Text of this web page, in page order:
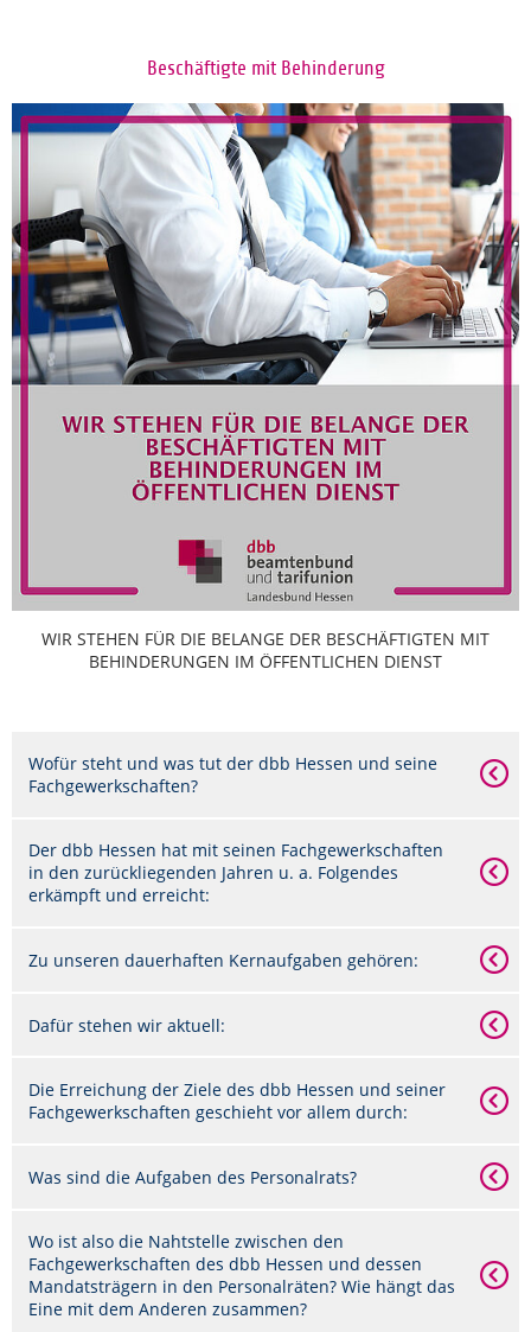
Beschäftigte mit Behinderung
WIR STEHEN FÜR DIE BELANGE DER BESCHÄFTIGTEN MIT
BEHINDERUNGEN IM ÖFFENTLICHEN DIENST
Wofür steht und was tut der dbb Hessen und seine
Fachgewerkschaften?
Der dbb Hessen hat mit seinen Fachgewerkschaften
in den zurückliegenden Jahren u. a. Folgendes
erkämpft und erreicht:
Zu unseren dauerhaften Kernaufgaben gehören:
Dafür stehen wir aktuell:
Die Erreichung der Ziele des dbb Hessen und seiner
Fachgewerkschaften geschieht vor allem durch:
Was sind die Aufgaben des Personalrats?
Wo ist also die Nahtstelle zwischen den
Fachgewerkschaften des dbb Hessen und dessen
Mandatsträgern in den Personalräten? Wie hängt das
Eine mit dem Anderen zusammen?